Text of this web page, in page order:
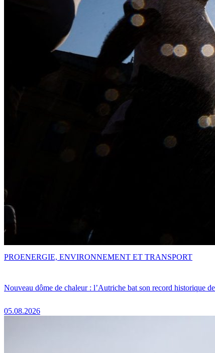
Nouveau dôme de chaleur : l’Autriche bat son record historique
05.08.2026
PROENERGIE, ENVIRONNEMENT ET TRANSPORT